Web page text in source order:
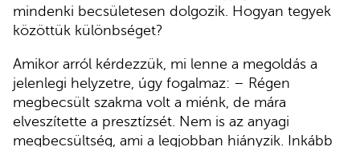
mindenki becsületesen dolgozik. Hogyan tegyek
közöttük különbséget?
Amikor arról kérdezzük, mi lenne a megoldás a
jelenlegi helyzetre, úgy fogalmaz: – Régen
megbecsült szakma volt a miénk, de mára
elveszítette a presztízsét. Nem is az anyagi
megbecsültség, ami a legjobban hiányzik. Inkább